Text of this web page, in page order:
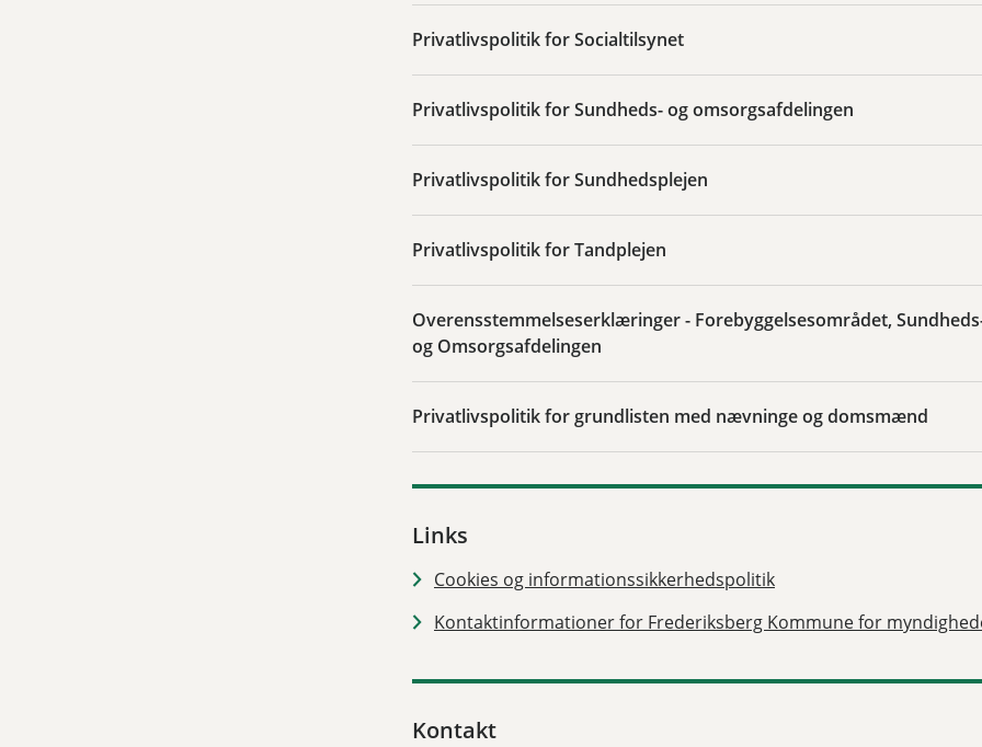
Privatlivspolitik for Socialtilsynet
Privatlivspolitik for Sundheds- og omsorgsafdelingen
Privatlivspolitik for Sundhedsplejen
Privatlivspolitik for Tandplejen
Overensstemmelseserklæringer - Forebyggelsesområdet,
og Omsorgsafdelingen
Privatlivspolitik for grundlisten med nævninge og domsmænd
Links
Cookies og informationssikkerhedspolitik
Kontaktinformationer for Frederiksberg Kommune for
Kontakt